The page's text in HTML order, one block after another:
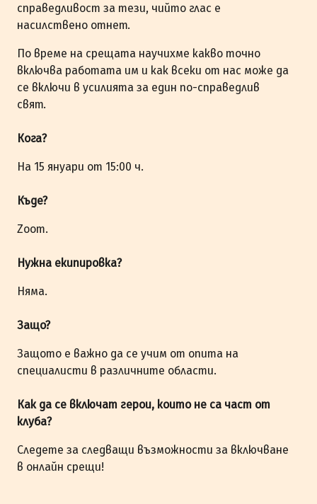
справедливост за тези, чийто глас е
насилствено отнет.
По време на срещата научихме какво точно
включва работата им и как всеки от нас може да
се включи в усилията за един по-справедлив
свят.
Кога?
На 15 януари от 15:00 ч.
Къде?
Zoom.
Нужна екипировка?
Няма.
Защо?
Защото е важно да се учим от опита на
специалисти в различните области.
Как да се включат герои, които не са част от
клуба?
Следете за следващи възможности за включване
в онлайн срещи!